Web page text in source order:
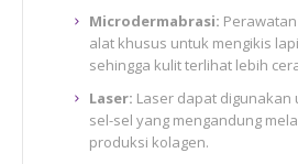
Microdermabrasi:
alat khusus untuk mengikis
sehingga kulit terlihat lebih
Laser: Laser dapat digunakan
sel-sel yang mengandung
produksi kolagen.